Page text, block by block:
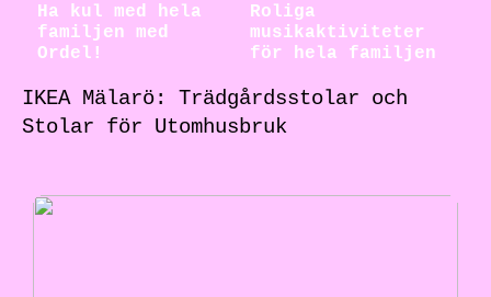
Ha kul med hela
familjen med
Ordel!
Roliga
musikaktiviteter
för hela familjen
IKEA Mälarö: Trädgårdsstolar och
Stolar för Utomhusbruk